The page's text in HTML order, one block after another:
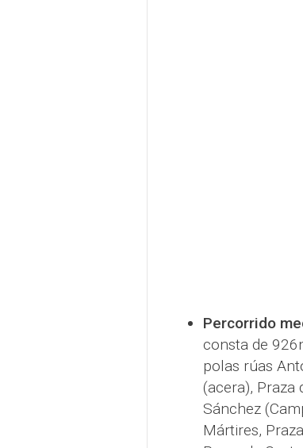
Percorrido
consta de
polas rúas
(acera), Praza
Sánchez
Mártires,